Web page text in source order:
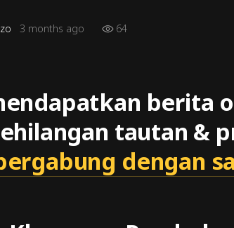
3 months ago 64
berita
tautan &
dengan